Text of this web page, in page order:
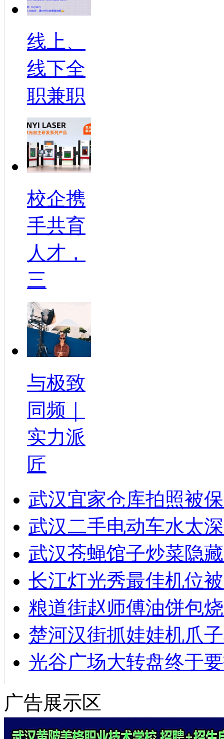
线上、
线下全
职兼职
校企携
手共育
人才，
三
与极致
同频｜
实力派
匠
武汉宜家仓库拍照被
武汉二手电动车水太
武汉苍蝇馆子炒菜隐
长江灯光秀最佳机位
粮道街赵师傅油饼包
楚河汉街抓娃娃机爪
光谷广场大转盘终于
广告展示区